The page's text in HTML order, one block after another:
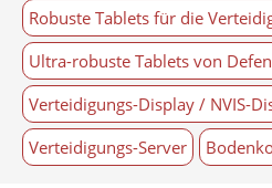
Robuste Tablets für die
Ultra-robuste Tablets von
Verteidigungs-Display / NVIS-
Verteidigungs-Server